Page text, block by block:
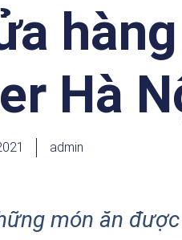
Hà
admin
món ăn